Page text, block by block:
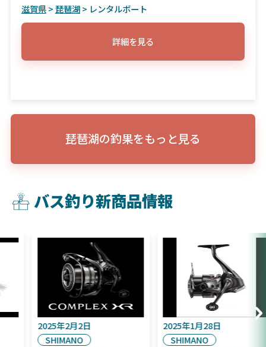
滋賀県>琵琶湖> レンタルボート
詳細を見る
琵琶湖の釣果をもっと見る
バス釣り新商品情報
2025年9月16日
DAIWA
2025年2月2日
SHIMANO